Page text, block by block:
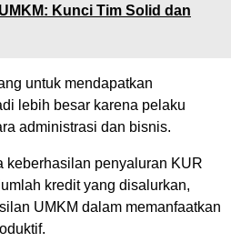
Kunci Tim Solid dan
untuk mendapatkan
lebih besar karena pelaku
administrasi dan bisnis.
keberhasilan penyaluran KUR
kredit yang disalurkan,
UMKM dalam memanfaatkan